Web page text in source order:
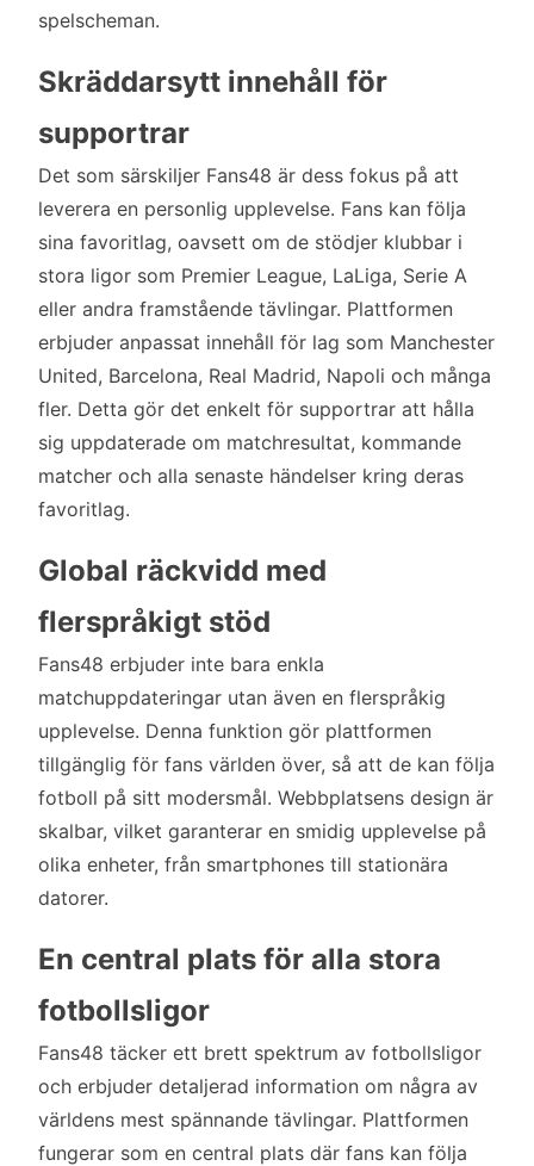
spelscheman.
Skräddarsytt innehåll för
supportrar
Det som särskiljer Fans48 är dess fokus på att
leverera en personlig upplevelse. Fans kan följa
sina favoritlag, oavsett om de stödjer klubbar i
stora ligor som Premier League, LaLiga, Serie A
eller andra framstående tävlingar. Plattformen
erbjuder anpassat innehåll för lag som Manchester
United, Barcelona, Real Madrid, Napoli och många
fler. Detta gör det enkelt för supportrar att hålla
sig uppdaterade om matchresultat, kommande
matcher och alla senaste händelser kring deras
favoritlag.
Global räckvidd med
flerspråkigt stöd
Fans48 erbjuder inte bara enkla
matchuppdateringar utan även en flerspråkig
upplevelse. Denna funktion gör plattformen
tillgänglig för fans världen över, så att de kan följa
fotboll på sitt modersmål. Webbplatsens design är
skalbar, vilket garanterar en smidig upplevelse på
olika enheter, från smartphones till stationära
datorer.
En central plats för alla stora
fotbollsligor
Fans48 täcker ett brett spektrum av fotbollsligor
och erbjuder detaljerad information om några av
världens mest spännande tävlingar. Plattformen
fungerar som en central plats där fans kan följa